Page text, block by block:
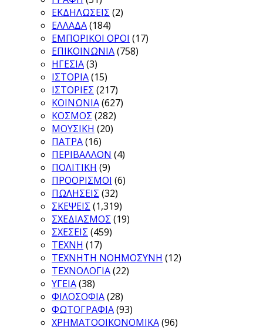
ΕΚΔΗΛΩΣΕΙΣ (2)
ΕΛΛΑΔΑ(184)
ΕΜΠΟΡΙΚΟΙ ΟΡΟΙ (17)
ΕΠΙΚΟΙΝΩΝΙΑ(758)
ΗΓΕΣΙΑ(3)
ΙΣΤΟΡΙΑ(15)
ΙΣΤΟΡΙΕΣ (217)
ΚΟΙΝΩΝΙΑ(627)
ΚΟΣΜΟΣ (282)
ΜΟΥΣΙΚΗ (20)
ΠΑΤΡΑ(16)
ΠΕΡΙΒΑΛΛΟΝ (4)
ΠΟΛΙΤΙΚΗ (9)
ΠΡΟΟΡΙΣΜΟΙ (6)
ΠΩΛΗΣΕΙΣ (32)
ΣΚΕΨΕΙΣ (1,319)
ΣΧΕΔΙΑΣΜΟΣ (19)
ΣΧΕΣΕΙΣ (459)
ΤΕΧΝΗ (17)
ΤΕΧΝΗΤΗ ΝΟΗΜΟΣΥΝΗ (12)
ΤΕΧΝΟΛΟΓΙΑ(22)
ΥΓΕΙΑ(38)
ΦΙΛΟΣΟΦΙΑ(28)
ΦΩΤΟΓΡΑΦΙΑ(93)
ΧΡΗΜΑΤΟΟΙΚΟΝΟΜΙΚΑ(96)